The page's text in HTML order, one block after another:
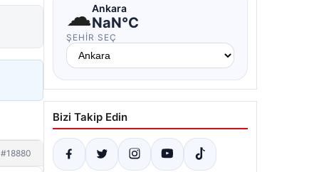
#18880
☁Ankara
NaN°C
ŞEHIR SEÇ
Bizi Takip Edin